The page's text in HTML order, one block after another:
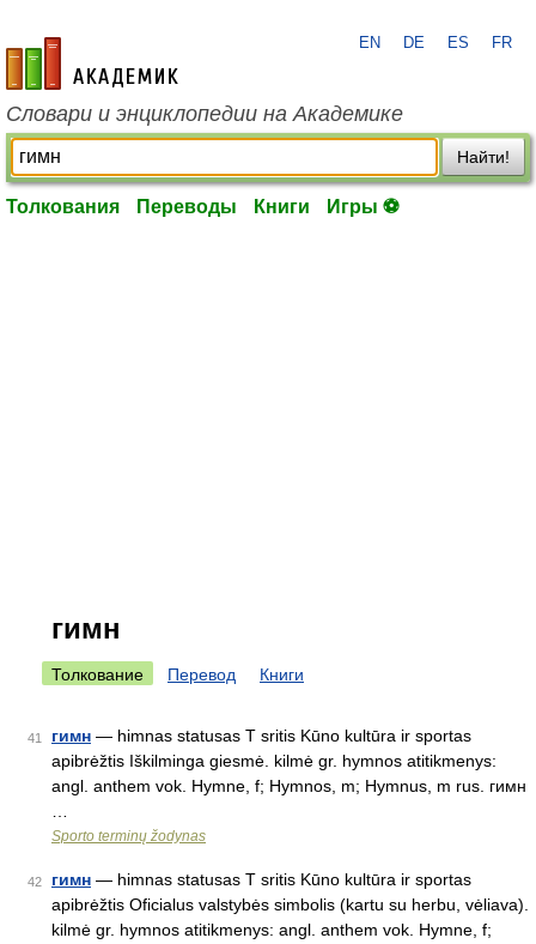
academic.ru
EN DE ES FR
Словари и энциклопедии на Академике
Найти!
Толкования Переводы Книги Игры ⚽
гимн
Толкование Перевод Книги
41 гимн — himnas statusas T sritis Kūno kultūra ir sportas
apibrėžtis Iškilminga giesmė. kilmė gr. hymnos atitikmenys:
angl. anthem vok. Hymne, f; Hymnos, m; Hymnus, m rus. гимн
Sporto terminų žodynas
42 гимн — himnas statusas T sritis Kūno kultūra ir sportas
apibrėžtis Oficialus valstybės simbolis (kartu su herbu, vėliava).
kilmė gr. hymnos atitikmenys: angl. anthem vok. Hymne, f;